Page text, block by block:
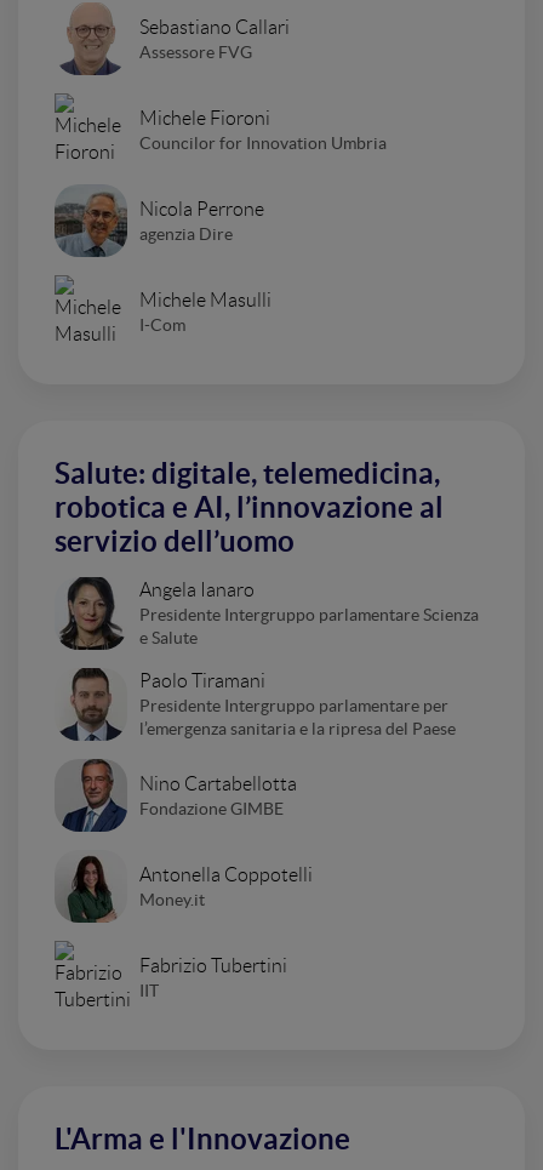
Sebastiano Callari
Assessore FVG
Michele Fioroni
Councilor for Innovation Umbria
Nicola Perrone
agenzia Dire
Michele Masulli
I-Com
Salute: digitale, telemedicina,
robotica e AI, l’innovazione al
servizio dell’uomo
Angela Ianaro
Presidente Intergruppo parlamentare Scienza
e Salute
Paolo Tiramani
Presidente Intergruppo parlamentare per
l’emergenza sanitaria e la ripresa del Paese
Nino Cartabellotta
Fondazione GIMBE
Antonella Coppotelli
Money.it
Fabrizio Tubertini
IIT
L'Arma e l'Innovazione